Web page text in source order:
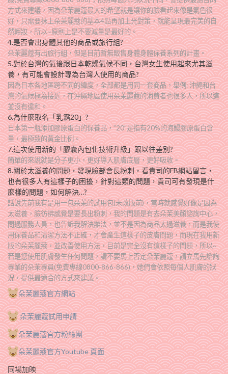
方式來建議，因為朵茉麗蔻最大的希望就是讓你的臉看起來像是氣色很
好，只需要抹上朵茉麗蔻的基本4點再加上光對策，就能呈現最完美的自
然輕妝，所以~原則上是不要減量是最好的。
4.是否會出身體其他的商品或旅行組?
朵茉麗蔻有出旅行組，但是目前暫無販售身體身體保養系列的計畫。
5.對於台灣的氣後跟日本乾燥氣候不同，台灣女生使用起來尤其滋
養，有可能會設計專為台灣人使用的商品?
因為日本各地區跨不同的緯度，全部都是用同一套商品，舉例: 沖繩和台
灣的氣候極為接近，在沖繩地區使用朵茉麗蔻的消費者也很多人，所以這
並沒有違和。
6.為什麼取名「乳霜20」?
日本第一瓶添加膠原蛋白的保養品，”20″是指有20%的海鰻膠原蛋白含
量，最極致的黃金比例。
7.這次使用新的「膠囊內包化技術升級」跟以往差別?
簡單的來說就是分子更小，更好導入肌膚底層，更好吸收。
8.關於太滋養的問題，發現臉部會長粉刺，看貴司的FB網站留言，
也有很多人有這樣子的困擾，針對這類的問題，貴司可有發現是什
麼樣的問題，如何解決…?
話說先前我有是用一包朵茉的試用包(未改版前)，當時就感覺好像是因為
太滋養，臉彷彿感覺是要長出粉刺，我的問題是有去朵茉美顏諮詢中心，
問過服務人員，也告訴我解決辦法，並不是因為商品太過滋養，而是我使
用保養品和清潔方法不正確，才會產生這樣子的皮膚問題，而現在我用新
版的朵茉麗蔻，並改善使用方法，目前是完全沒有這樣子的問題，所以~
若是您使用肌膚發生任何問題，請不要馬上否定朵茉麗蔻，請立馬先諮詢
專業的朵茉專員(免費專線0800-866-866)，她們會依照每個人肌膚的狀
況，提供最適合的方式來建議。
朵茉麗蔻官方網站
朵茉麗蔻試用申請
朵茉麗蔻官方粉絲團
朵茉麗蔻官方Youtube 頁面
同場加映